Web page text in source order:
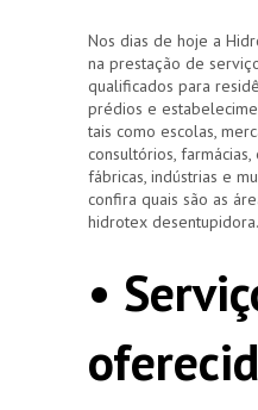
Nos dias de hoje a
na prestação de
qualificados para
prédios e
tais como escolas,
consultórios,
fábricas, indústrias e
confira quais são as
hidrotex desentupidora.
•